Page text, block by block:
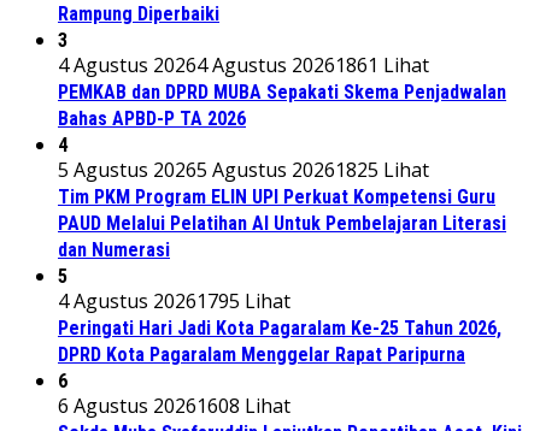
Rampung Diperbaiki
3
4 Agustus 20264 Agustus 20261861 Lihat
PEMKAB dan DPRD MUBA Sepakati Skema Penjadwalan
Bahas APBD-P TA 2026
4
5 Agustus 20265 Agustus 20261825 Lihat
Tim PKM Program ELIN UPI Perkuat Kompetensi Guru
PAUD Melalui Pelatihan AI Untuk Pembelajaran Literasi
dan Numerasi
5
4 Agustus 20261795 Lihat
Peringati Hari Jadi Kota Pagaralam Ke-25 Tahun 2026,
DPRD Kota Pagaralam Menggelar Rapat Paripurna
6
6 Agustus 20261608 Lihat